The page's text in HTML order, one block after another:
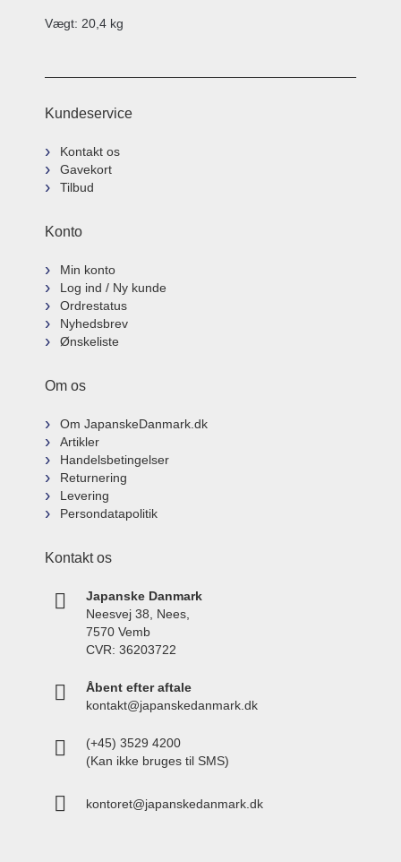
Vægt: 20,4 kg
Kundeservice
Kontakt os
Gavekort
Tilbud
Konto
Min konto
Log ind / Ny kunde
Ordrestatus
Nyhedsbrev
Ønskeliste
Om os
Om JapanskeDanmark.dk
Artikler
Handelsbetingelser
Returnering
Levering
Persondatapolitik
Kontakt os
Japanske Danmark
Neesvej 38, Nees,
7570 Vemb
CVR: 36203722
Åbent efter aftale
kontakt@japanskedanmark.dk
(+45) 3529 4200
(Kan ikke bruges til SMS)
kontoret@japanskedanmark.dk